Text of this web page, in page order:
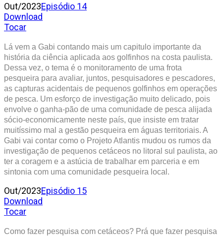
Out/2023Episódio 14
Download
Tocar
Lá vem a Gabi contando mais um capitulo importante da
história da ciência aplicada aos golfinhos na costa paulista.
Dessa vez, o tema é o monitoramento de uma frota
pesqueira para avaliar, juntos, pesquisadores e pescadores,
as capturas acidentais de pequenos golfinhos em operações
de pesca. Um esforço de investigação muito delicado, pois
envolve o ganha-pão de uma comunidade de pesca alijada
sócio-economicamente neste país, que insiste em tratar
muitíssimo mal a gestão pesqueira em águas territoriais. A
Gabi vai contar como o Projeto Atlantis mudou os rumos da
investigação de pequenos cetáceos no litoral sul paulista, ao
ter a coragem e a astúcia de trabalhar em parceria e em
sintonia com uma comunidade pesqueira local.
Out/2023Episódio 15
Download
Tocar
Como fazer pesquisa com cetáceos? Prá que fazer pesquisa